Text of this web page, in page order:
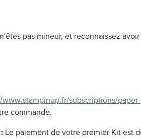
pas mineur, et reconnaissez
www.stampinup.fr/subscriptions/
commande.
Le paiement de votre premier Kit est